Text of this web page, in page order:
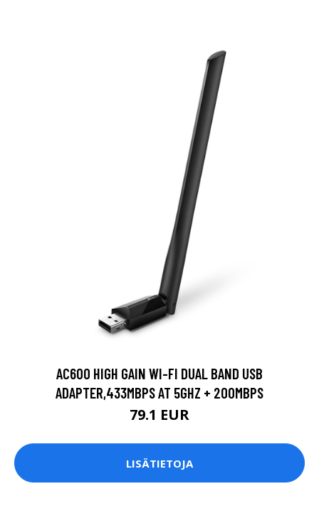
AC600 HIGH GAIN WI-FI DUAL BAND USB
ADAPTER,433MBPS AT 5GHZ + 200MBPS
79.1 EUR
LISÄTIETOJA